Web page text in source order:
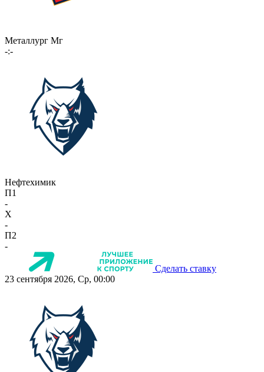
Металлург Мг
-:-
Нефтехимик
П1
-
X
-
П2
-
Сделать ставку
23 сентября 2026, Ср, 00:00